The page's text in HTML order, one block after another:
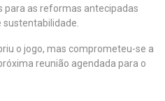
para as reformas antecipadas
o jogo, mas comprometeu-se a
reunião agendada para o